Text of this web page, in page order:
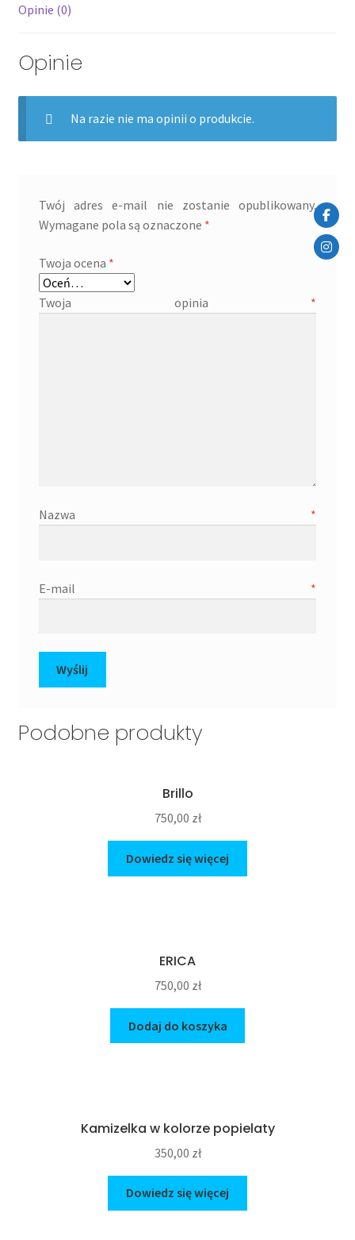
Opinie (0)
Opinie
Na razie nie ma opinii o produkcie.
Twój adres e-mail nie zostanie opublikowany.
Wymagane pola są oznaczone *
Twoja ocena *
Twoja opinia *
Nazwa *
E-mail *
Podobne produkty
Brillo
750,00 zł
Dowiedz się więcej
ERICA
750,00 zł
Dodaj do koszyka
Kamizelka w kolorze popielaty
350,00 zł
Dowiedz się więcej